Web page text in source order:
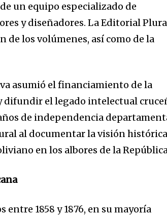
un equipo especializado de
y diseñadores. La Editorial
de los volúmenes, así como de la
asumió el financiamiento de la
difundir el legado intelectual
de independencia
al documentar la visión
en los albores de la
1858 y 1876, en su mayoría